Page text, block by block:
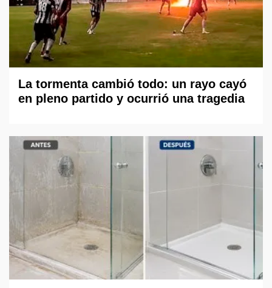
La tormenta cambió todo: un rayo cayó
en pleno partido y ocurrió una tragedia